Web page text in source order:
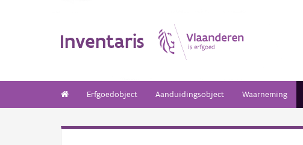
Inventaris
Erfgoedobject Aanduidingsobject Waarneming